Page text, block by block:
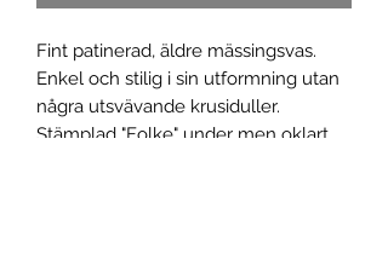
Fint patinerad, äldre mässingsvas.
Enkel och stilig i sin utformning utan
några utsvävande krusiduller.
Stämplad "Folke" under men oklart